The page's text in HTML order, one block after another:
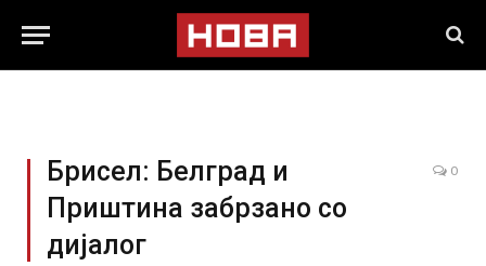
Брисел: Белград и
Приштина забрзано со
дијалог
0